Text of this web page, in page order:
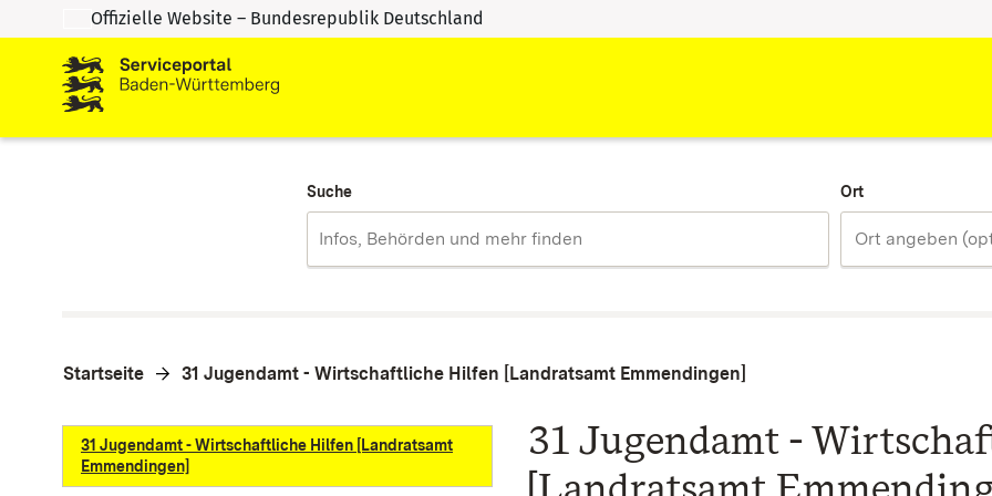
Zum Inhalt springen
Zur Suche springen
Offizielle Website – Bundesrepublik Deutschland
Suche Ort
Startseite 31 Jugendamt - Wirtschaftliche Hilfen [Landratsamt Emmendingen]
31 Jugendamt - Wirtschaftliche Hilfen [Landratsamt
Emmendingen]
31 Jugendamt -